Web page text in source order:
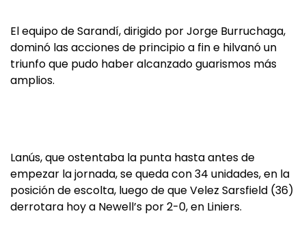
El equipo de Sarandí, dirigido por Jorge Burruchaga,
dominó las acciones de principio a fin e hilvanó un
triunfo que pudo haber alcanzado guarismos más
amplios.
Lanús, que ostentaba la punta hasta antes de
empezar la jornada, se queda con 34 unidades, en la
posición de escolta, luego de que Velez Sarsfield (36)
derrotara hoy a Newell’s por 2-0, en Liniers.